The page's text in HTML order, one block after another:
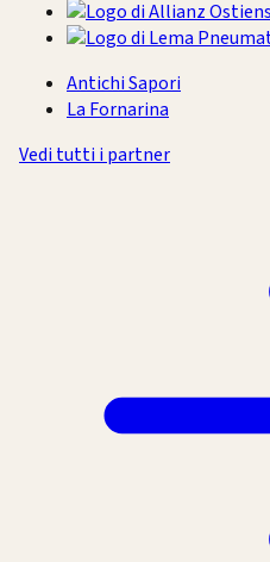
Antichi Sapori
La Fornarina
Vedi tutti i partner